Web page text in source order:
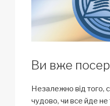
Ви вже
Незалежно від того,
чудово, чи все йде не